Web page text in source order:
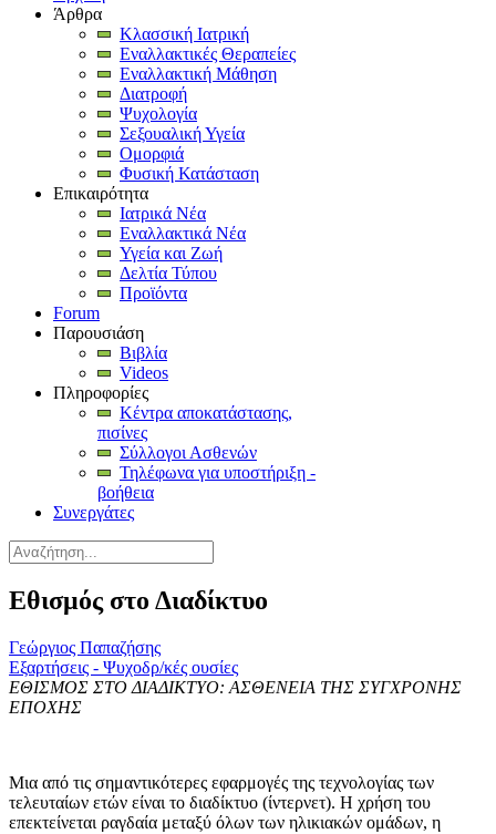
Άρθρα
Κλασσική Ιατρική
Εναλλακτικές Θεραπείες
Εναλλακτική Μάθηση
Διατροφή
Ψυχολογία
Σεξουαλική Υγεία
Ομορφιά
Φυσική Κατάσταση
Επικαιρότητα
Ιατρικά Νέα
Εναλλακτικά Νέα
Υγεία και Ζωή
Δελτία Τύπου
Προϊόντα
Forum
Παρουσιάση
Βιβλία
Videos
Πληροφορίες
Κέντρα αποκατάστασης,
πισίνες
Σύλλογοι Ασθενών
Τηλέφωνα για υποστήριξη -
βοήθεια
Συνεργάτες
Εθισμός στο Διαδίκτυο
Γεώργιος Παπαζήσης
Εξαρτήσεις - Ψυχοδρ/κές ουσίες
ΕΘΙΣΜΟΣ ΣΤΟ ΔΙΑΔΙΚΤΥΟ: ΑΣΘΕΝΕΙΑ ΤΗΣ ΣΥΓΧΡΟΝΗΣ
ΕΠΟΧΗΣ
Μια από τις σημαντικότερες εφαρμογές της τεχνολογίας των
τελευταίων ετών είναι το διαδίκτυο (ίντερνετ). Η χρήση του
επεκτείνεται ραγδαία μεταξύ όλων των ηλικιακών ομάδων, η